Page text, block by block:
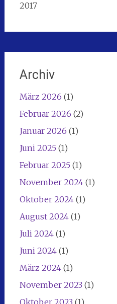
2017
Archiv
März 2026 (1)
Februar 2026 (2)
Januar 2026 (1)
Juni 2025 (1)
Februar 2025 (1)
November 2024(1)
Oktober 2024(1)
August 2024(1)
Juli 2024(1)
Juni 2024(1)
März 2024(1)
November 2023 (1)